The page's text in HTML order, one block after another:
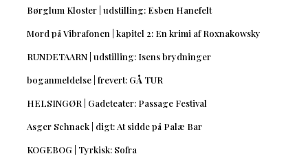
Børglum Kloster | udstilling: Esben Hanefelt
Mord på Vibrafonen | kapitel 2: En krimi af Roxnakowsky
RUNDETAARN | udstilling: Isens brydninger
boganmeldelse | frevert: GÅ TUR
HELSINGØR | Gadeteater: Passage Festival
Asger Schnack | digt: At sidde på Palæ Bar
KOGEBOG | Tyrkisk: Sofra